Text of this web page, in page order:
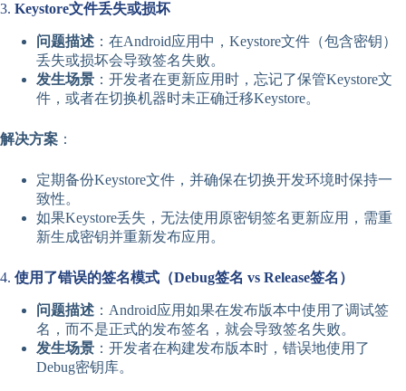
3. Keystore文件丢失或损坏
问题描述 ：在Android应用中，Keystore文件（包含密钥）
丢失或损坏会导致签名失败。
发生场景 ：开发者在更新应用时，忘记了保管Keystore文
件，或者在切换机器时未正确迁移Keystore。
解决方案 ：
定期备份Keystore文件，并确保在切换开发环境时保持一
致性。
如果Keystore丢失，无法使用原密钥签名更新应用，需重
新生成密钥并重新发布应用。
4. 使用了错误的签名模式（Debug签名 vs Release签名）
问题描述 ：Android应用如果在发布版本中使用了调试签
名，而不是正式的发布签名，就会导致签名失败。
发生场景 ：开发者在构建发布版本时，错误地使用了
Debug密钥库。